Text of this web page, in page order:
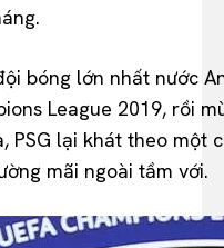
bóng lớn nhất nước
League 2019, rồi
lại khát theo một
mãi ngoài tầm với.